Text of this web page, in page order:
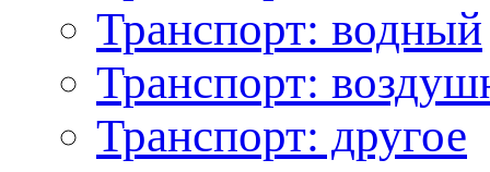
Транспорт: водный
Транспорт:
Транспорт: другое